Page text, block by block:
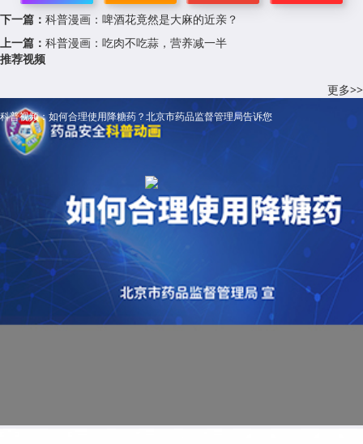
下一篇： 科普漫画：啤酒花竟然是大麻的近亲？
上一篇： 科普漫画：吃肉不吃蒜，营养减一半
推荐视频
更多>>
科普视频：如何合理使用降糖药？北京市药品监督管理局告诉您